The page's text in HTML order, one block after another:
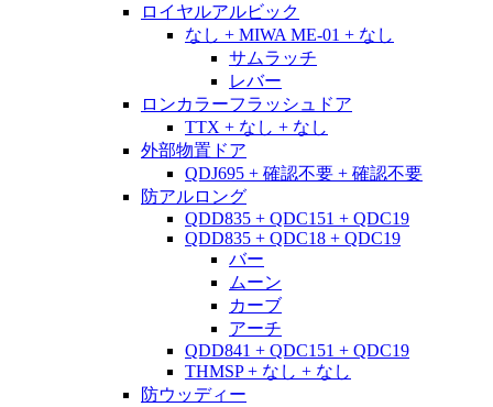
ロイヤルアルビック
なし + MIWA ME-01 + なし
サムラッチ
レバー
ロンカラーフラッシュドア
TTX + なし + なし
外部物置ドア
QDJ695 + 確認不要 + 確認不要
防アルロング
QDD835 + QDC151 + QDC19
QDD835 + QDC18 + QDC19
バー
ムーン
カーブ
アーチ
QDD841 + QDC151 + QDC19
THMSP + なし + なし
防ウッディー